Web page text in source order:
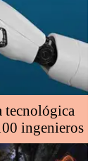
tecnológica
ingenieros